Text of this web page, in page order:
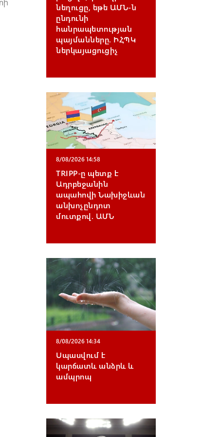
նեղուցը, եթե ԱՄՆ-ն
ընդունի
հանրապետության
պայմանները. ԻՀՊԿ
ներկայացուցիչ
8/08/2026 14:58
TRIPP-ը պետք է
Ադրբեջանին
ապահովի Նախիջևան
անխոչընդոտ
մուտքով. ԱՄՆ
8/08/2026 14:34
Սպասվում է
կարճատև անձրև և
ամպրոպ